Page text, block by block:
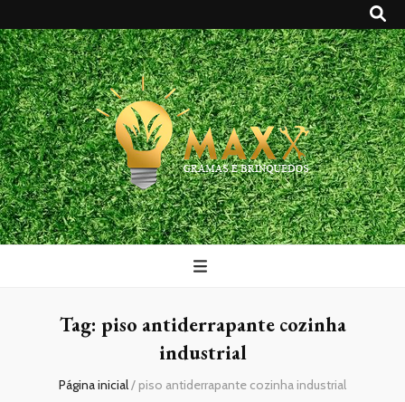
Maxx Gramas
Blog
Tag: piso antiderrapante cozinha
industrial
Página inicial/ piso antiderrapante cozinha industrial